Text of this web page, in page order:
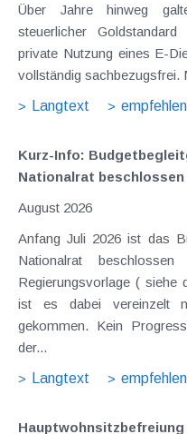
Über Jahre hinweg
steuerlicher
private Nutzung eines E-
vollständig sachbezugsfrei.
Langtext
empfehlen
Kurz-Info:
Nationalrat beschlossen
August 2026
Anfang Juli 2026 ist das
Nationalrat
Regierungsvorlage ( siehe
ist es dabei vereinzelt
gekommen. Kein Progressionsvorbehalt bei der Erhöhung
der...
Langtext
empfehlen